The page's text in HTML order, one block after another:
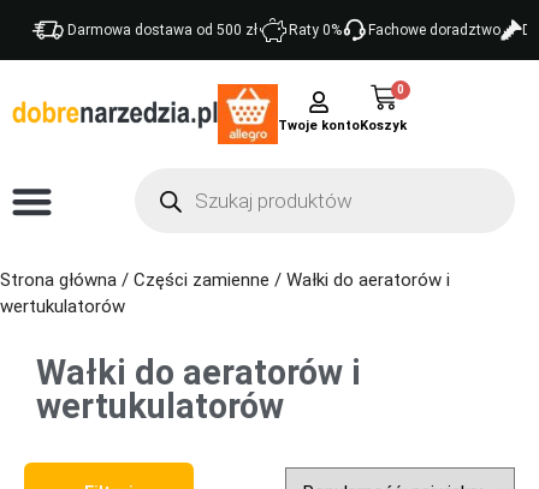
Darmowa dostawa od 500 zł Raty 0% Fachowe doradztwo
Twoje konto
0
Strona główna / Części zamienne / Wałki do aeratorów i
wertukulatorów
Wałki do aeratorów i
wertukulatorów
Sort Products